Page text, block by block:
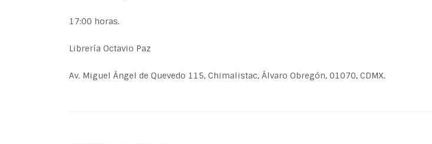
17:00 horas.
Librería Octavio Paz
Av. Miguel Ángel de Quevedo 115, Chimalistac, Álvaro Obregón, 01070, CDMX.